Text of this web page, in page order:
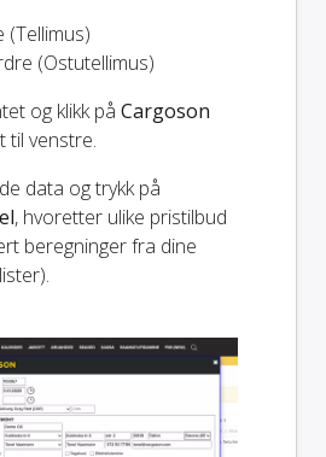
(Tellimus)
(Ostutellimus)
og klikk på Cargoson
til venstre.
data og trykk på
, hvoretter ulike pristilbud
beregninger fra dine